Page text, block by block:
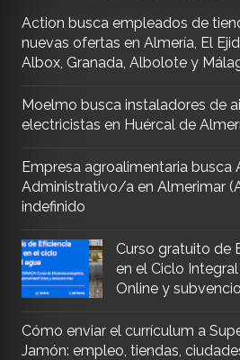
Action busca empleados de
nuevas ofertas en Almería, El
Albox, Granada, Albolote y
Moelmo busca instaladores de
electricistas en Huércal de
Empresa agroalimentaria busca
Administrativo/a en Almerimar
indefinido
Curso gratuito de
en el Ciclo Integral
Online y
Cómo enviar el currículum a
Jamón: empleo, tiendas,